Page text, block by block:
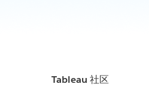
Tableau 社区